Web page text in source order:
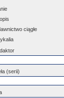
ciągłe
(serii)